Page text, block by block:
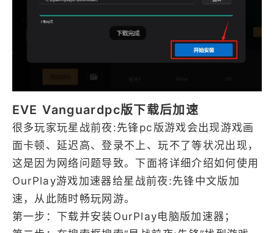
EVE Vanguardpc版下载后加速
很多玩家玩星战前夜:先锋pc版游戏会出现游戏画
面卡顿、延迟高、登录不上、玩不了等状况出现，
这是因为网络问题导致。下面将详细介绍如何使用
OurPlay游戏加速器给星战前夜:先锋中文版加
速，从此随时畅玩网游。
第一步：下载并安装OurPlay电脑版加速器；